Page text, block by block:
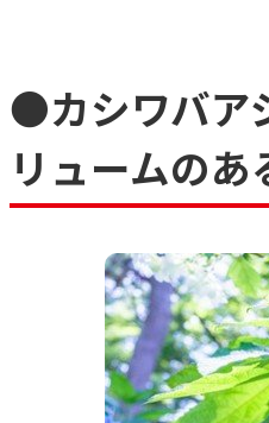
●カシワバア
リュームのあ